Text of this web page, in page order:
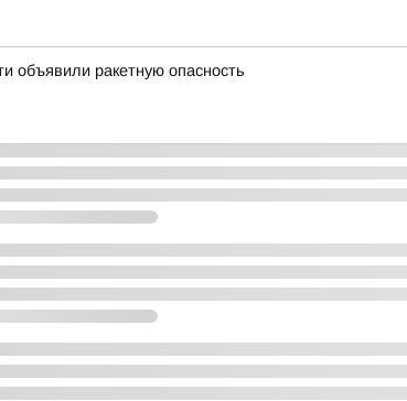
объявили ракетную опасность